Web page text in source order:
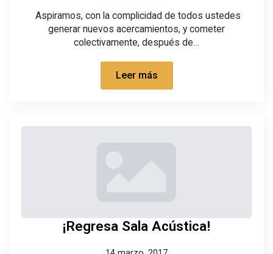
Aspiramos, con la complicidad de todos ustedes
generar nuevos acercamientos, y cometer
colectivamente, después de…
Leer más
¡Regresa Sala Acústica!